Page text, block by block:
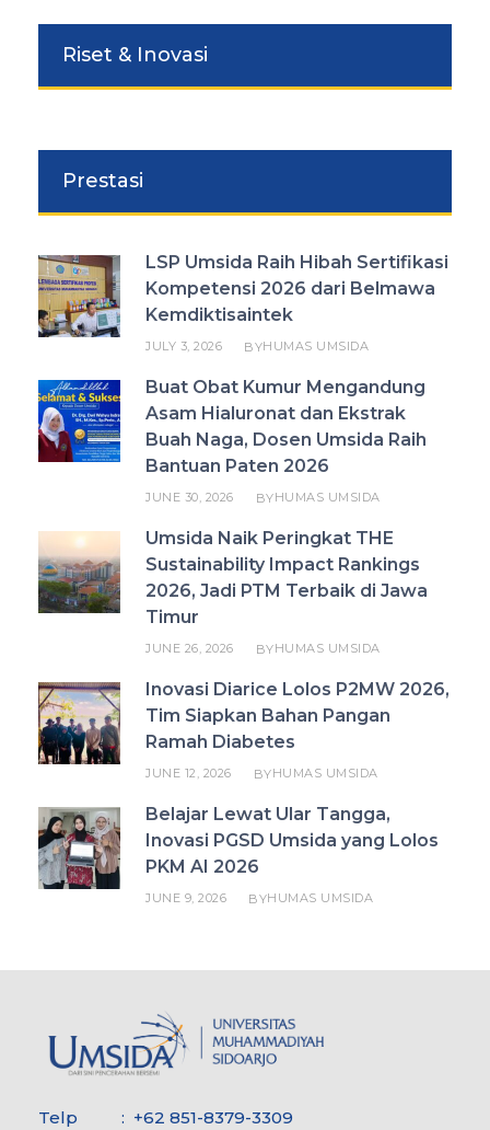
Riset & Inovasi
Prestasi
LSP Umsida Raih Hibah Sertifikasi
Kompetensi 2026 dari Belmawa
Kemdiktisaintek
JULY 3, 2026 BYHUMAS UMSIDA
Buat Obat Kumur Mengandung
Asam Hialuronat dan Ekstrak
Buah Naga, Dosen Umsida Raih
Bantuan Paten 2026
JUNE 30, 2026 BYHUMAS UMSIDA
Umsida Naik Peringkat THE
Sustainability Impact Rankings
2026, Jadi PTM Terbaik di Jawa
Timur
JUNE 26, 2026 BYHUMAS UMSIDA
Inovasi Diarice Lolos P2MW 2026,
Tim Siapkan Bahan Pangan
Ramah Diabetes
JUNE 12, 2026 BYHUMAS UMSIDA
Belajar Lewat Ular Tangga,
Inovasi PGSD Umsida yang Lolos
PKM AI 2026
JUNE 9, 2026 BYHUMAS UMSIDA
Telp : +62 851-8379-3309